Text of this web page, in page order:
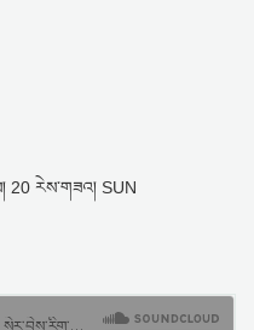
20 རེས་གཟའ། SUN